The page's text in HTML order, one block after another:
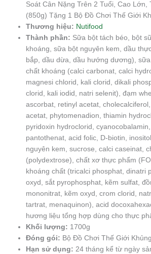
Soát Cân Nặng Trên 2 Tuổi, Cao Lớn,
(850g) Tặng 1 Bộ Đồ Chơi Thế Giới
Thương hiệu: Nutifood
Thành phần: Sữa bột tách béo, bột
khoáng, sữa bột nguyên kem, dầu
bắp, dầu dừa, dầu hướng dương),
chất khoáng (calci carbonat, calci
magnesi chlorid, kali clorid, dikali
clorid, kali iodid, natri selenit), đạm
ascorbat, retinyl acetat,
acetat, phytomenadion, thiamin
pyridoxin hydroclorid,
pantothenat, acid folic, D-biotin,
nguyên kem, sucrose, calci caseinat,
(polydextrose), chất xơ thực phẩm
khoáng chất (tricalci phosphat, dinatri
oxyd, sắt pyrophosphat, kẽm sulfat,
mononitrat, kẽm oxyd, crom clorid,
tartrat, menaquinon), acid
hương liệu tổng hợp dùng cho thực
Khối lượng: 1700g
Đóng gói: Bộ Đồ Chơi Thế Giới
Hạn sử dụng: 24 tháng kể từ ngày